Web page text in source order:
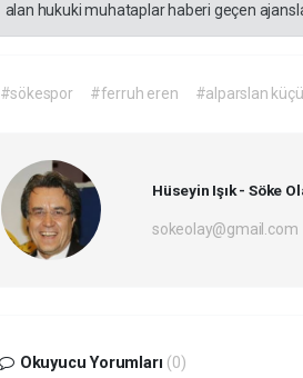
alan hukuki muhataplar haberi geçen
#sökespor #ferruh eren #alparslan
Hüseyin Işık - Söke
sokeolay@gmail.com
Okuyucu Yorumları (0)